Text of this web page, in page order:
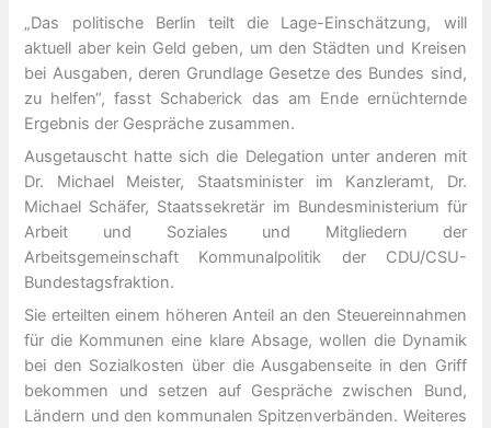
„Das politische Berlin teilt die Lage-Einschätzung, will
aktuell aber kein Geld geben, um den Städten und Kreisen
bei Ausgaben, deren Grundlage Gesetze des Bundes sind,
zu helfen“, fasst Schaberick das am Ende ernüchternde
Ergebnis der Gespräche zusammen.
Ausgetauscht hatte sich die Delegation unter anderen mit
Dr. Michael Meister, Staatsminister im Kanzleramt, Dr.
Michael Schäfer, Staatssekretär im Bundesministerium für
Arbeit und Soziales und Mitgliedern der
Arbeitsgemeinschaft Kommunalpolitik der CDU/CSU-
Bundestagsfraktion.
Sie erteilten einem höheren Anteil an den Steuereinnahmen
für die Kommunen eine klare Absage, wollen die Dynamik
bei den Sozialkosten über die Ausgabenseite in den Griff
bekommen und setzen auf Gespräche zwischen Bund,
Ländern und den kommunalen Spitzenverbänden. Weiteres